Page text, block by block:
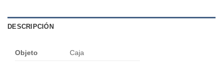
DESCRIPCIÓN
Objeto Caja